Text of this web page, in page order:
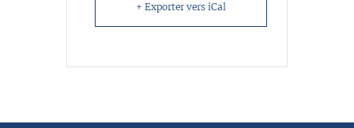
+ Exporter vers iCal